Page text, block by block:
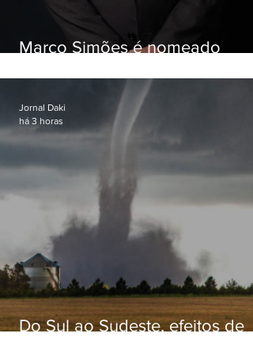
Marco Simões é nomeado
Do Sul ao Sudeste, efeitos de
Jornal Daki
há 3 horas